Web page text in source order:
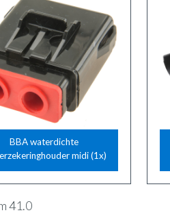
BBA waterdichte
midi (1x)
41.0